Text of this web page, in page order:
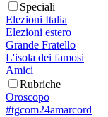
Speciali
Elezioni Italia
Elezioni estero
Grande Fratello
L'isola dei famosi
Amici
Rubriche
Oroscopo
#tgcom24amarcord